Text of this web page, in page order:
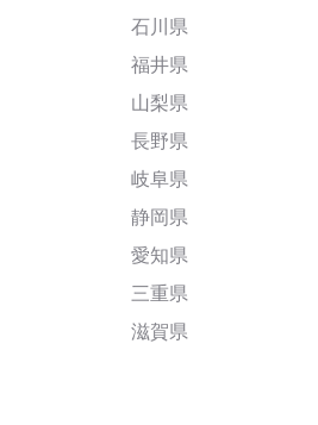
石川県
福井県
山梨県
長野県
岐阜県
静岡県
愛知県
三重県
滋賀県